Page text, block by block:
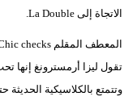
الاتجاة إلى La Double.
المعطف المقلم Chic checks (يمكن شراؤه مقابل 500 جنيه إسترليني)
تقول ليزا أرمسترونغ إنها
وتتمتع بالكلاسيكية